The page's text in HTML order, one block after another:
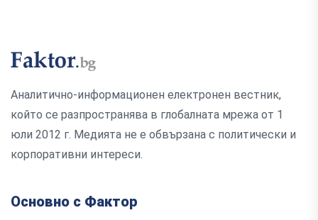
Аналитично-информационен електронен вестник,
който се разпространява в глобалната мрежа от 1
юли 2012 г. Медията не е обвързана с политически и
корпоративни интереси.
Основно с Фактор